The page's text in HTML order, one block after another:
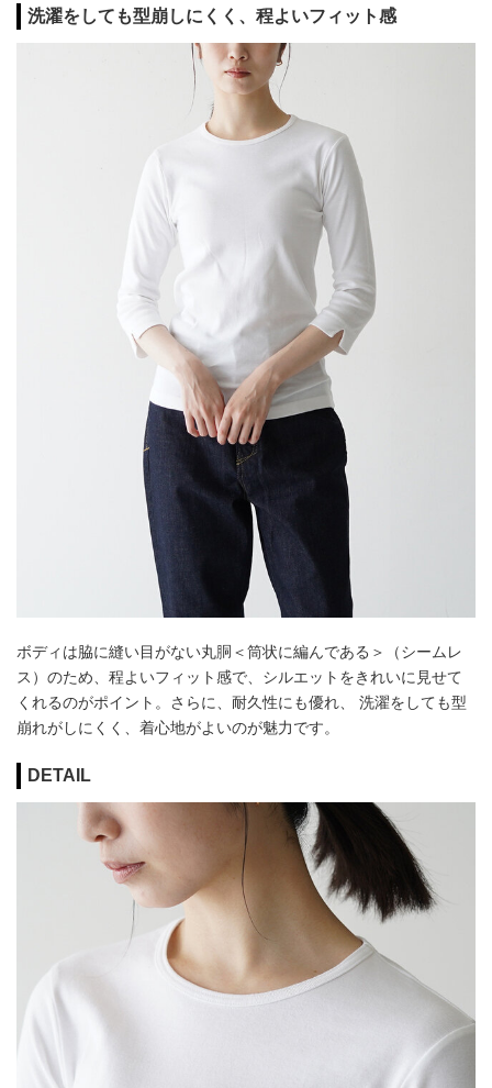
洗濯をしても型崩しにくく、程よいフィット感
ボディは脇に縫い目がない丸胴＜筒状に編んである＞（シームレ
ス）のため、程よいフィット感で、シルエットをきれいに見せて
くれるのがポイント。さらに、耐久性にも優れ、 洗濯をしても型
崩れがしにくく、着心地がよいのが魅力です。
DETAIL